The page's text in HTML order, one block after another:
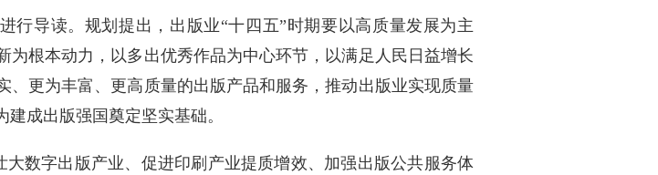
行导读。规划提出，出版业“十四五”时期要以高质量发展为主
为根本动力，以多出优秀作品为中心环节，以满足人民日益增长
更为丰富、更高质量的出版产品和服务，推动出版业实现质量
成出版强国奠定坚实基础。
数字出版产业、促进印刷产业提质增效、加强出版公共服务体